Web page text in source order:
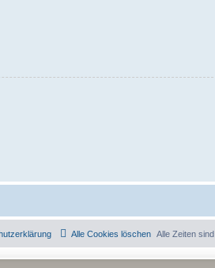
Alle Zeiten sind
Alle Cookies löschen